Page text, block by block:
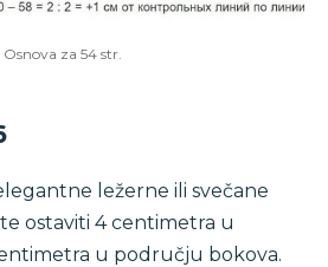
Osnova za 54 str.
ležerne ili svečane
ostaviti 4 centimetra u
u području bokova.